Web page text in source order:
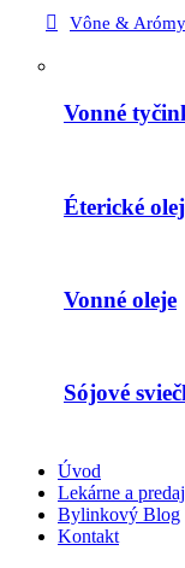
Vône & Arómy
Vonné
Éterické
Vonné oleje
Sójové
Úvod
Lekárne a
Bylinkový Blog
Kontakt